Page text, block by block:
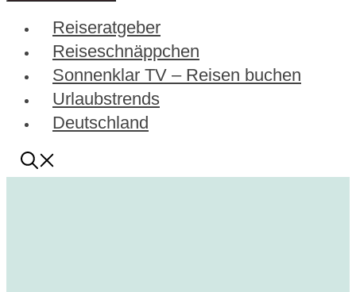
Reiseratgeber
Reiseschnäppchen
Sonnenklar TV – Reisen buchen
Urlaubstrends
Deutschland